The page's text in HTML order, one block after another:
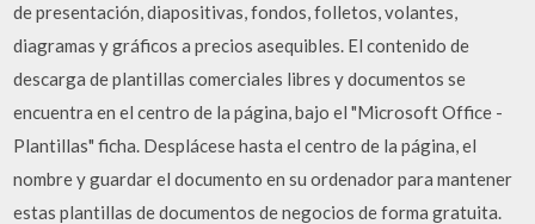
de presentación, diapositivas, fondos, folletos, volantes,
diagramas y gráficos a precios asequibles. El contenido de
descarga de plantillas comerciales libres y documentos se
encuentra en el centro de la página, bajo el "Microsoft Office -
Plantillas" ficha. Desplácese hasta el centro de la página, el
nombre y guardar el documento en su ordenador para mantener
estas plantillas de documentos de negocios de forma gratuita.